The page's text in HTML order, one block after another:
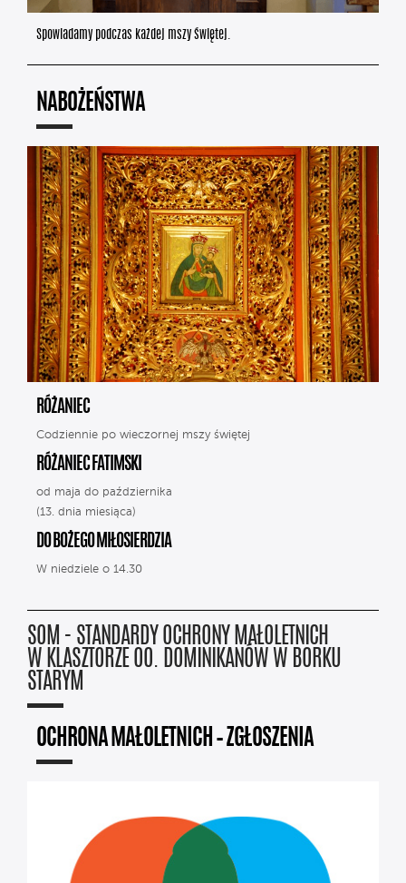
Spowiadamy podczas każdej mszy świętej.
NABOŻEŃSTWA
RÓŻANIEC
Codziennie po wieczornej mszy świętej
RÓŻANIEC FATIMSKI
od maja do października
(13. dnia miesiąca)
DO BOŻEGO MIŁOSIERDZIA
W niedziele o 14.30
SOM - STANDARDY OCHRONY MAŁOLETNICH
W KLASZTORZE OO. DOMINIKANÓW W BORKU
STARYM
OCHRONA MAŁOLETNICH – ZGŁOSZENIA